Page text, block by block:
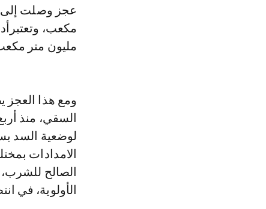
مليون متر
ومع هذا العجز
السقي، منذ
لوضعية السد
الامدادات
الصالح
الأولوية، في